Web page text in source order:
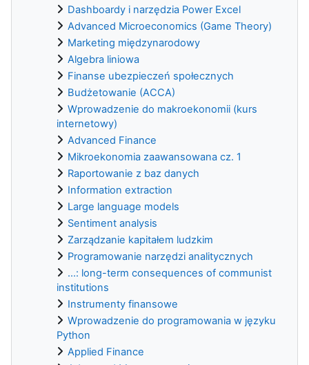
Dashboardy i narzędzia Power Excel
Advanced Microeconomics (Game Theory)
Marketing międzynarodowy
Algebra liniowa
Finanse ubezpieczeń społecznych
Budżetowanie (ACCA)
Wprowadzenie do makroekonomii (kurs
internetowy)
Advanced Finance
Mikroekonomia zaawansowana cz. 1
Raportowanie z baz danych
Information extraction
Large language models
Sentiment analysis
Zarządzanie kapitałem ludzkim
Programowanie narzędzi analitycznych
...: long-term consequences of communist
institutions
Instrumenty finansowe
Wprowadzenie do programowania w języku
Python
Applied Finance